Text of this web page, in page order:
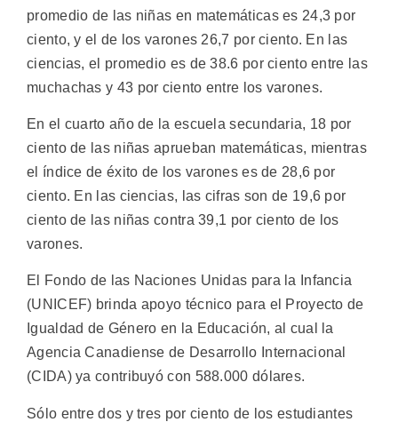
promedio de las niñas en matemáticas es 24,3 por
ciento, y el de los varones 26,7 por ciento. En las
ciencias, el promedio es de 38.6 por ciento entre las
muchachas y 43 por ciento entre los varones.
En el cuarto año de la escuela secundaria, 18 por
ciento de las niñas aprueban matemáticas, mientras
el índice de éxito de los varones es de 28,6 por
ciento. En las ciencias, las cifras son de 19,6 por
ciento de las niñas contra 39,1 por ciento de los
varones.
El Fondo de las Naciones Unidas para la Infancia
(UNICEF) brinda apoyo técnico para el Proyecto de
Igualdad de Género en la Educación, al cual la
Agencia Canadiense de Desarrollo Internacional
(CIDA) ya contribuyó con 588.000 dólares.
Sólo entre dos y tres por ciento de los estudiantes